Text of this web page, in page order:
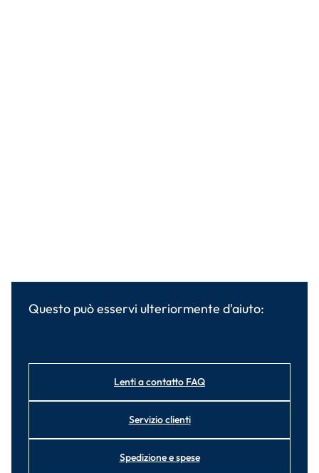
Questo può esservi ulteriormente d'aiuto:
Lenti a contatto FAQ
Servizio clienti
Spedizione e spese